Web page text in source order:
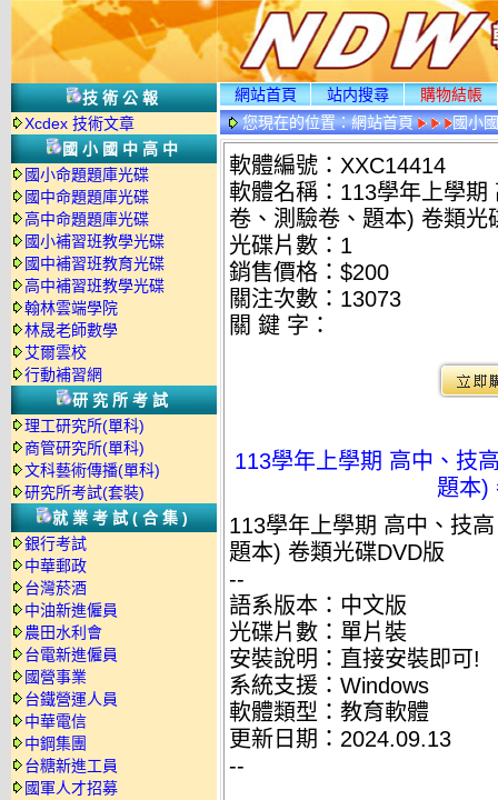
技術公報
Xcdex 技術文章
國小國中高中
國小命題題庫光碟
國中命題題庫光碟
高中命題題庫光碟
國小補習班教學光碟
國中補習班教育光碟
高中補習班教學光碟
翰林雲端學院
林晟老師數學
艾爾雲校
行動補習網
研究所考試
理工研究所(單科)
商管研究所(單科)
文科藝術傳播(單科)
研究所考試(套裝)
就業考試(合集)
銀行考試
中華郵政
台灣菸酒
中油新進僱員
農田水利會
台電新進僱員
國營事業
台鐵營運人員
中華電信
中鋼集團
台糖新進工員
國軍人才招募
網站首頁 站内搜尋
購物結帳
您現在的位置：網站首頁 國小
軟體編號：XXC14414
軟體名稱：113學年上學
卷、測驗卷、題本) 卷類光
光碟片數：1
銷售價格：$200
關注次數： 13073
關 鍵 字：
113學年上學期 高中、技
題本)
113學年上學期 高中、技
題本) 卷類光碟DVD版
--
語系版本：中文版
光碟片數：單片裝
安裝說明：直接安裝即可!
系統支援：Windows
軟體類型：教育軟體
更新日期：2024.09.13
--